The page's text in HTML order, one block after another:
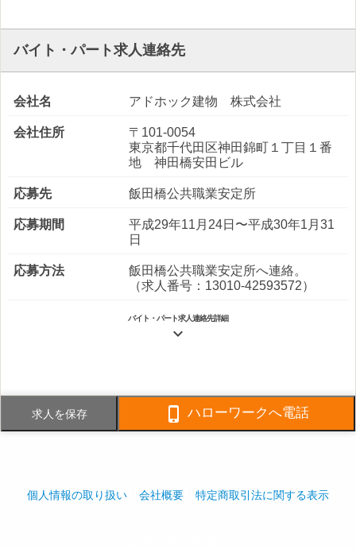
バイト・パート求人連絡先
会社名 アドホック建物 株式会社
会社住所
〒101-0054
東京都千代田区神田錦町１丁目１番
地 神田橋安田ビル
応募先 飯田橋公共職業安定所
応募期間
平成29年11月24日〜平成30年1月31
日
応募方法
飯田橋公共職業安定所へ連絡。
（求人番号：13010-42593572）
バイト・パート求人連絡先詳細

事業内容
建物総合管理、各種工事請負、植
栽・造園
求人を保存  ハローワークへ電話
個人情報の取り扱い 会社概要 特定商取引法に関する表示